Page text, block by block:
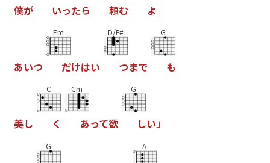
僕が いったら 頼む よ
あいつ
Em
だけはい
D/F#
つまで
G
も
美し
C
く
Cm
あって欲
G
しい」
G A